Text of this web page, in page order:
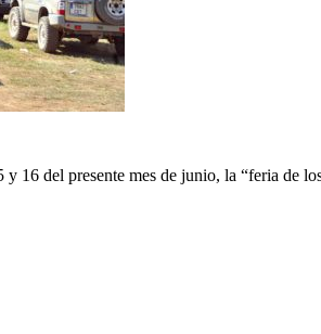
del presente mes de junio, la “feria de